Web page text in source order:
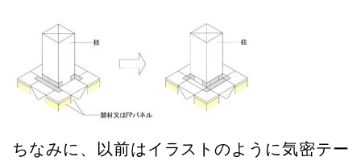
ちなみに、以前はイラストのように気密テー